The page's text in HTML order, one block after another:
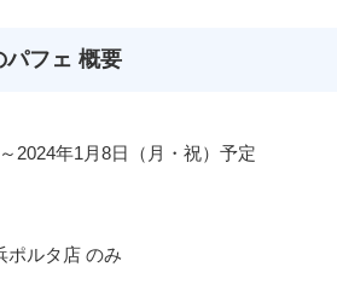
パフェ 概要
2024年1月8日（月・祝）予定
ポルタ店 のみ